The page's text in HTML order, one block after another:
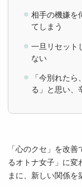
相手の機嫌を
てしまう
一旦リセット
ない
「今別れた
る」と思い、
「心のクセ」を改
るオトナ女子」に変
まに、新しい関係を